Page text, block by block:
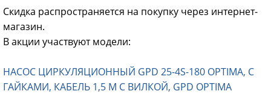
Скидка распространяется на покупку через интернет-
магазин.
В акции участвуют модели:
НАСОС ЦИРКУЛЯЦИОННЫЙ GPD 25-4S-180 OPTIMA, С
ГАЙКАМИ, КАБЕЛЬ 1,5 М С ВИЛКОЙ, GPD OPTIMA